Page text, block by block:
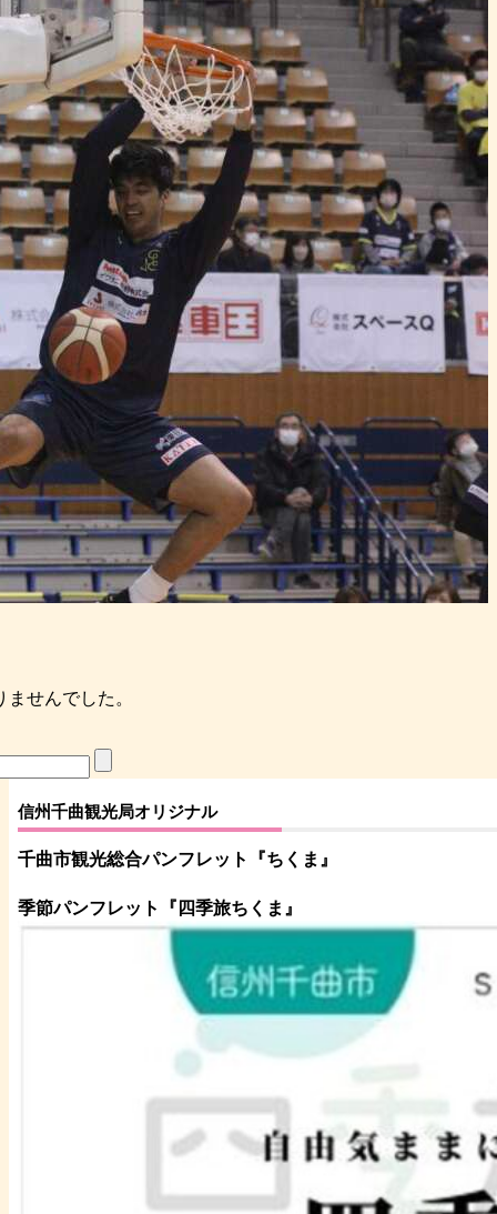
せんでした。
信州千曲観光局オリジナル
千曲市観光総合パンフレット 『ちくま 』
季節パンフレット『四季旅ちくま』